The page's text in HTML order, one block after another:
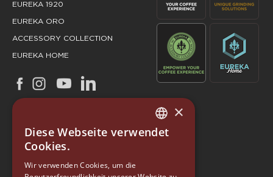
EUREKA 1920
EUREKA ORO
ACCESSORY COLLECTION
EUREKA HOME
ITALIAN
×
Diese Webseite verwendet
Cookies.
Wir verwenden Cookies, um die